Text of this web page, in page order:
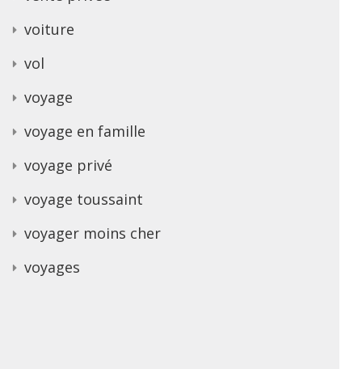
voiture
vol
voyage
voyage en famille
voyage privé
voyage toussaint
voyager moins cher
voyages